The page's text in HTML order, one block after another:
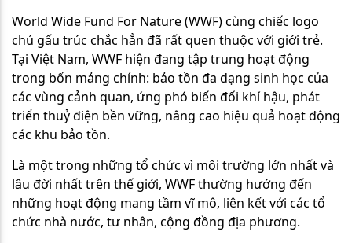
World Wide Fund For Nature (WWF) cùng chiếc logo
chú gấu trúc chắc hẳn đã rất quen thuộc với giới trẻ.
Tại Việt Nam, WWF hiện đang tập trung hoạt động
trong bốn mảng chính: bảo tồn đa dạng sinh học của
các vùng cảnh quan, ứng phó biến đối khí hậu, phát
triển thuỷ điện bền vững, nâng cao hiệu quả hoạt động
các khu bảo tồn.
Là một trong những tổ chức vì môi trường lớn nhất và
lâu đời nhất trên thế giới, WWF thường hướng đến
những hoạt động mang tầm vĩ mô, liên kết với các tổ
chức nhà nước, tư nhân, cộng đồng địa phương.